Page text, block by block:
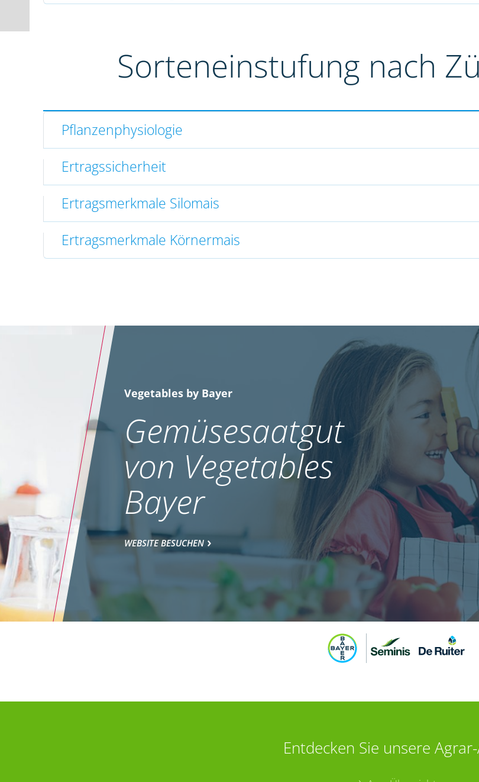
Sorteneinstufung nach
Pflanzenphysiologie
Ertragssicherheit
Ertragsmerkmale Silomais
Ertragsmerkmale Körnermais
Vegetables by Bayer
Gemüsesaatgut
von Vegetables
Bayer
WEBSITE BESUCHEN
Entdecken Sie unsere